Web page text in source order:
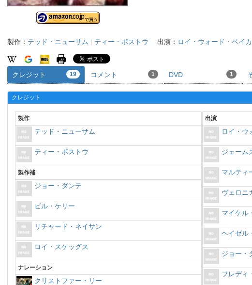
製作： テッド・ニューサム | ティー・ボストウ 出演： ロイ・ウォード・ベイ
クレジット 19 コメント 1 DVD 1
クレジット
製作
テッド・ニューサム
ティー・ボストウ
製作補
ジョー・ダンテ
ビル・ケリー
リチャード・ネイサン
ロイ・スケッグス
ナレーション
クリストファー・リー
出演
ロイ・ウ
ジェーム
マルティ
ヴェロニ
マイケル
ヘイゼル
ジョー・
フレディ